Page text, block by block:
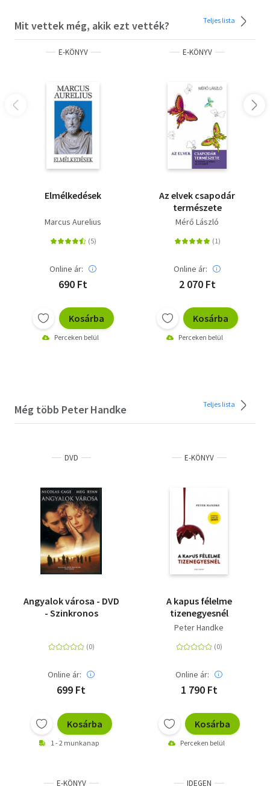
Mit vettek még, akik ezt vették? Teljes lista
E-KÖNYV
Elmélkedések
Marcus Aurelius
Online ár:
690 Ft
Kosárba
Perceken belül
E-KÖNYV
Az elvek csapodár
természete
Mérő László
Online ár:
2 070 Ft
Kosárba
Perceken belül
Még több Peter Handke Teljes lista
DVD
Angyalok városa - DVD
- Szinkronos
Online ár:
699 Ft
Kosárba
1 - 2 munkanap
E-KÖNYV
A kapus félelme
tizenegyesnél
Peter Handke
Online ár:
1 790 Ft
Kosárba
Perceken belül
E-KÖNYV IDEGEN